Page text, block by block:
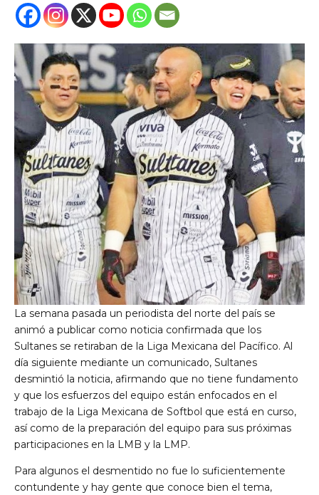
La semana pasada un periodista del norte del país se
animó a publicar como noticia confirmada que los
Sultanes se retiraban de la Liga Mexicana del Pacífico. Al
día siguiente mediante un comunicado, Sultanes
desmintió la noticia, afirmando que no tiene fundamento
y que los esfuerzos del equipo están enfocados en el
trabajo de la Liga Mexicana de Softbol que está en curso,
así como de la preparación del equipo para sus próximas
participaciones en la LMB y la LMP.
Para algunos el desmentido no fue lo suficientemente
contundente y hay gente que conoce bien el tema,